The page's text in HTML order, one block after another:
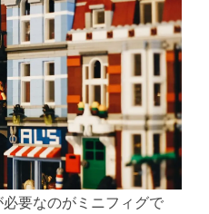
要なのがミニフィグで